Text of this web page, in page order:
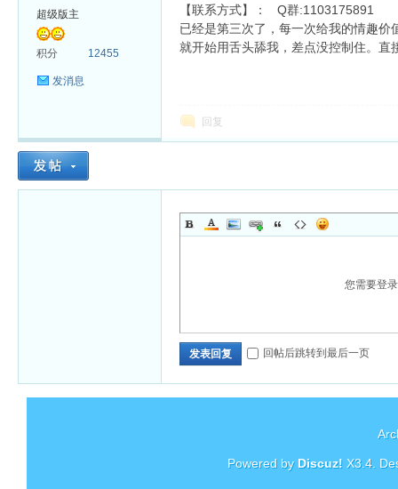
超级版主
积分 12455
发消息
【联系方式】： Q群:1103175891
已经是第三次了，每一次给我的情趣
就开始用舌头舔我，差点没控制住。
回复
您需要登
发表回复 回帖后跳转到最后一页
Powered by Discuz! X3.4.